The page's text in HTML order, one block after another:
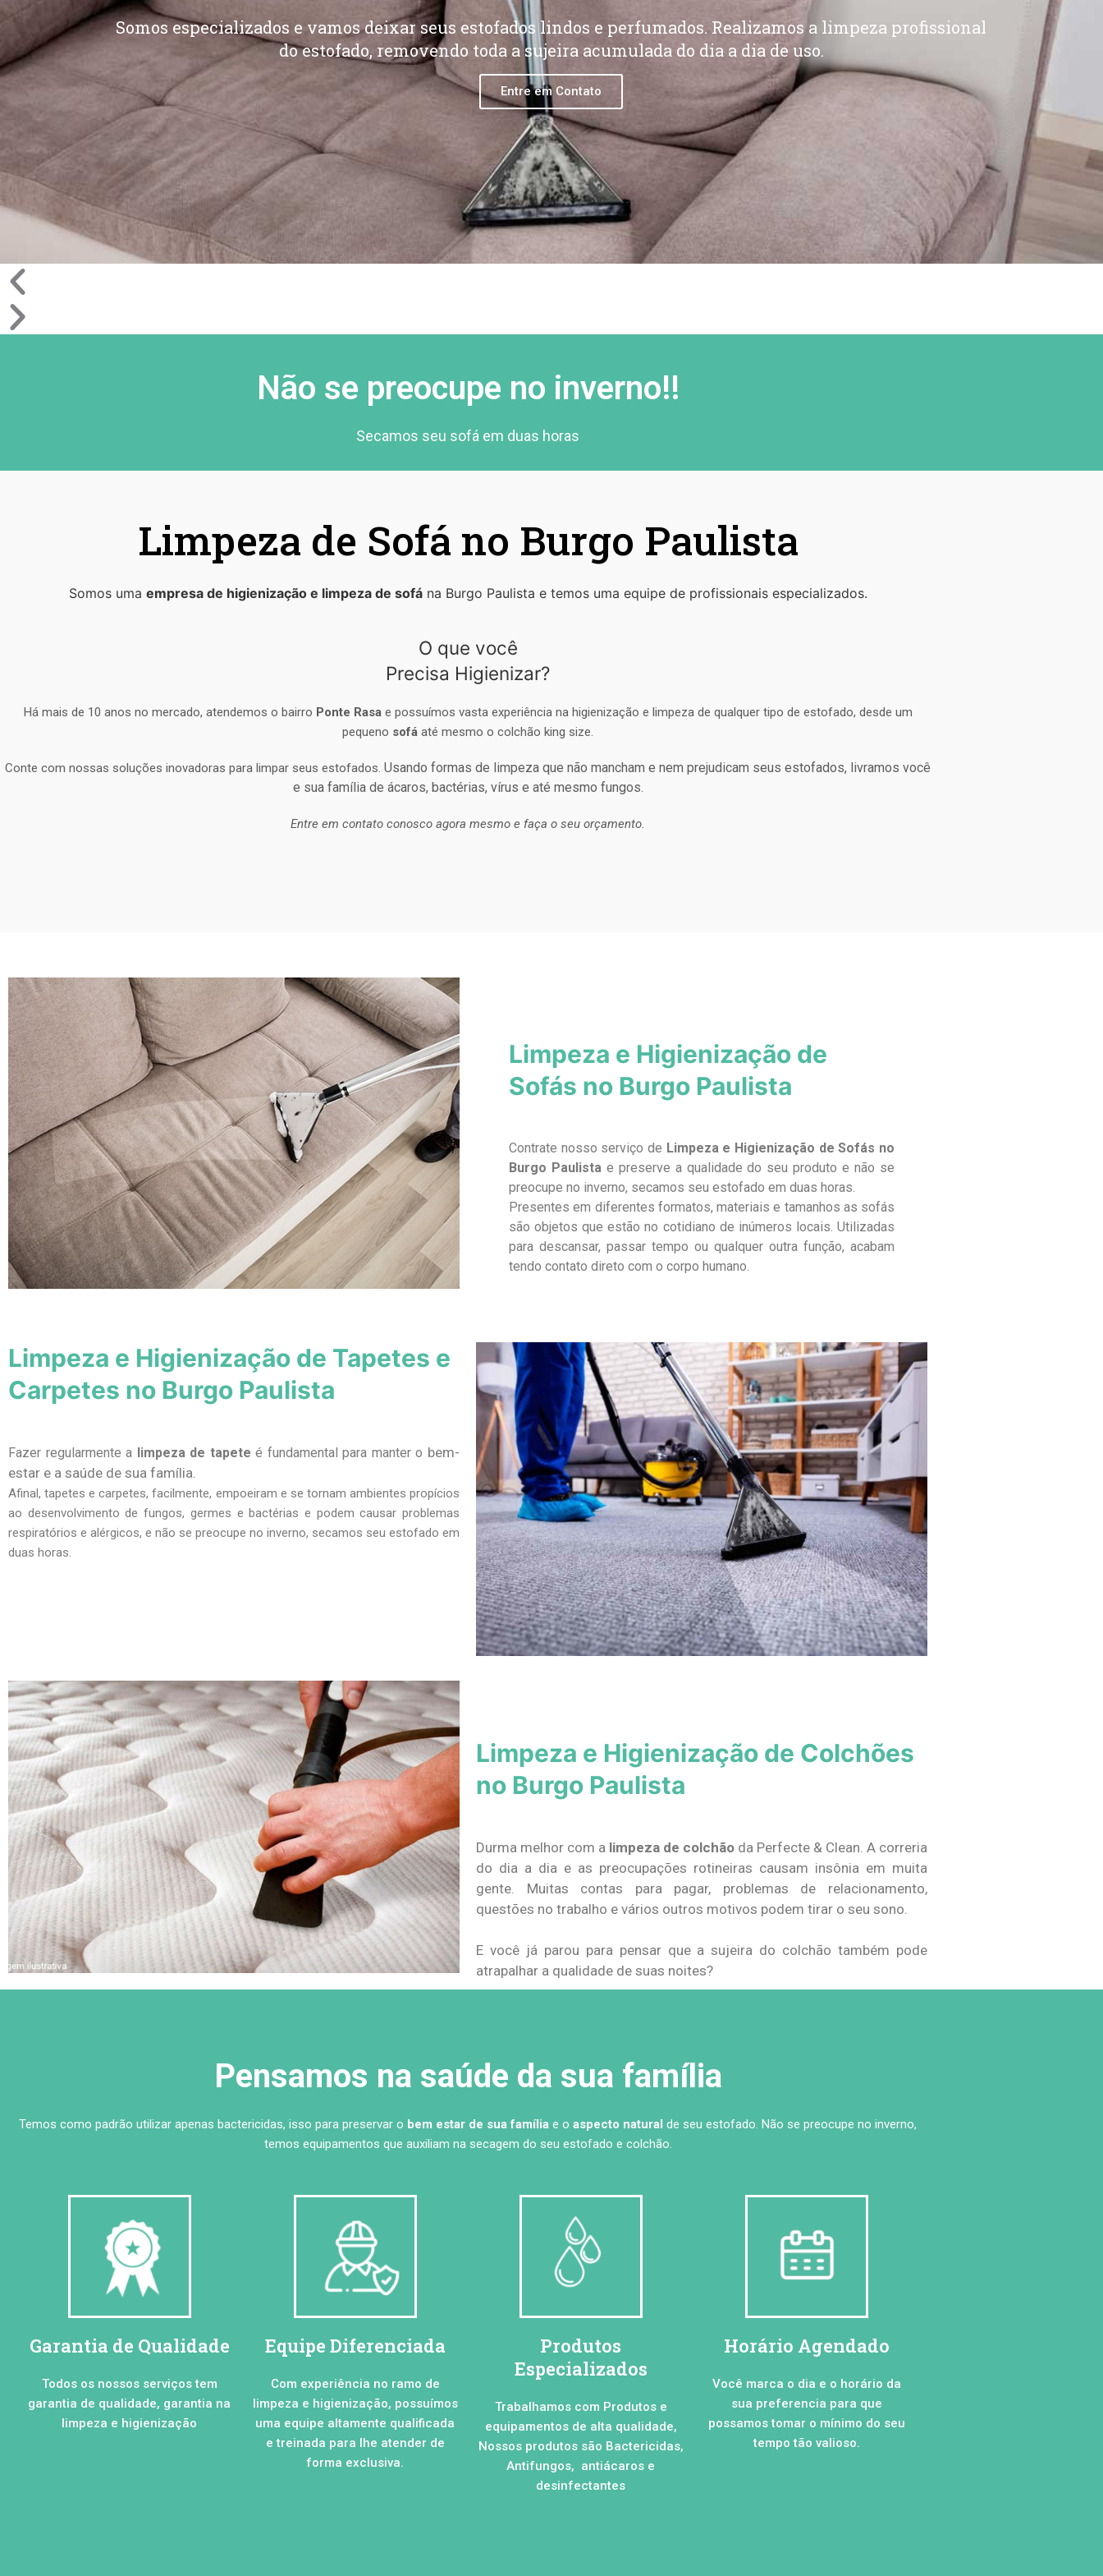
Somos especializados e vamos deixar seus estofados lindos e perfumados. Realizamos a limpeza profissional
do estofado, removendo toda a sujeira acumulada do dia a dia de uso.
Entre em Contato
Não se preocupe no inverno!!
Secamos seu sofá em duas horas
Limpeza de Sofá no Burgo Paulista
Somos uma empresa de higienização e limpeza de sofána Burgo Paulista e temos uma equipe de profissionais especializados.
O que você
Precisa Higienizar?
Há mais de 10 anos no mercado, atendemos o bairro Ponte Rasae possuímos vasta experiência na higienização e limpeza de qualquer tipo de estofado, desde um
pequeno sofá até mesmo o colchão king size.
Conte com nossas soluções inovadoras para limpar seus estofados. Usando formas de limpeza que não mancham e nem prejudicam seus estofados, livramos você
e sua família de ácaros, bactérias, vírus e até mesmo fungos.
Entre em contato conosco agora mesmo e faça o seu orçamento.
Limpeza e Higienização de
Sofás no Burgo Paulista
Contrate nosso serviço de Limpeza e Higienização de Sofás no
Burgo Paulistae preserve a qualidade do seu produto e não se
preocupe no inverno, secamos seu estofado em duas horas.
Presentes em diferentes formatos, materiais e tamanhos as sofás
são objetos que estão no cotidiano de inúmeros locais. Utilizadas
para descansar, passar tempo ou qualquer outra função, acabam
tendo contato direto com o corpo humano.
Limpeza e Higienização de Tapetes e
Carpetes no Burgo Paulista
Fazer regularmente a limpeza de tapete é fundamental para manter o bem-
estar e a saúde de sua família.
Afinal, tapetes e carpetes, facilmente, empoeiram e se tornam ambientes propícios
ao desenvolvimento de fungos, germes e bactérias e podem causar problemas
respiratórios e alérgicos, e não se preocupe no inverno, secamos seu estofado em
duas horas.
Limpeza e Higienização de Colchões
no Burgo Paulista
Durma melhor com a limpeza de colchão da Perfecte & Clean. A correria
do dia a dia e as preocupações rotineiras causam insônia em muita
gente. Muitas contas para pagar, problemas de relacionamento,
questões no trabalho e vários outros motivos podem tirar o seu sono.
E você já parou para pensar que a sujeira do colchão também pode
atrapalhar a qualidade de suas noites?
Pensamos na saúde da sua família
Temos como padrão utilizar apenas bactericidas, isso para preservar o bem estar de sua família e o aspecto natural de seu estofado. Não se preocupe no inverno,
temos equipamentos que auxiliam na secagem do seu estofado e colchão.
Garantia de Qualidade
Todos os nossos serviços tem
garantia de qualidade, garantia na
limpeza e higienização
Equipe Diferenciada
Com experiência no ramo de
limpeza e higienização, possuímos
uma equipe altamente qualificada
e treinada para lhe atender de
forma exclusiva.
Produtos
Especializados
Trabalhamos com Produtos e
equipamentos de alta qualidade,
Nossos produtos são Bactericidas,
Antifungos, antiácaros e
desinfectantes
Horário Agendado
Você marca o dia e o horário da
sua preferencia para que
possamos tomar o mínimo do seu
tempo tão valioso.